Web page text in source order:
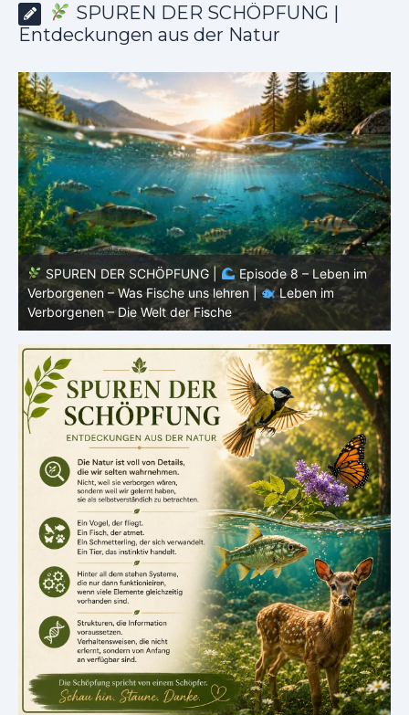
SPUREN DER SCHÖPFUNG |
Entdeckungen aus der Natur
SPUREN DER SCHÖPFUNG |
Episode 7: Leben im
Verborgenen – Warum Fische Fische bleiben |
Leben im
Verborgenen – Die Welt der Fische